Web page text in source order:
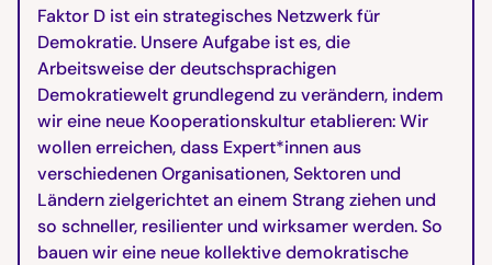
Faktor D ist ein strategisches Netzwerk für
Demokratie. Unsere Aufgabe ist es, die
Arbeitsweise der deutschsprachigen
Demokratiewelt grundlegend zu verändern, indem
wir eine neue Kooperationskultur etablieren: Wir
wollen erreichen, dass Expert*innen aus
verschiedenen Organisationen, Sektoren und
Ländern zielgerichtet an einem Strang ziehen und
so schneller, resilienter und wirksamer werden. So
bauen wir eine neue kollektive demokratische